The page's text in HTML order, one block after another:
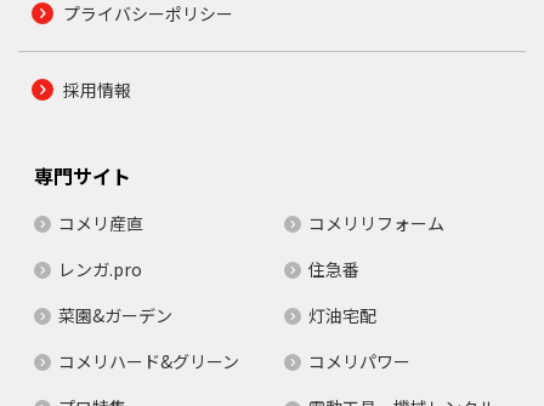
プライバシーポリシー
採用情報
専門サイト
コメリ産直
コメリリフォーム
レンガ.pro
住急番
菜園&ガーデン
灯油宅配
コメリハード&グリーン
コメリパワー